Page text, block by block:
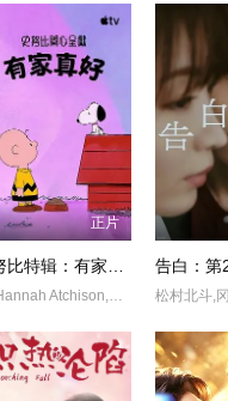
正片
史努比特辑：有家真好
Jo-Hannah Atchison,Enzo Bezzina
告白：第